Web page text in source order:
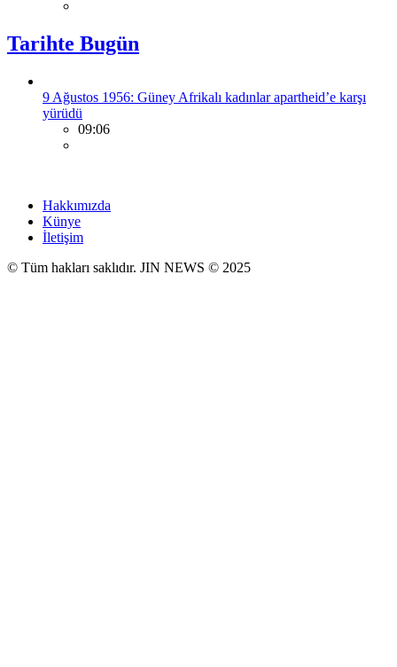
Tarihte Bugün
9 Ağustos 1956: Güney Afrikalı kadınlar apartheid’e karşı
yürüdü
09:06
Hakkımızda
Künye
İletişim
© Tüm hakları saklıdır. JIN NEWS © 2025